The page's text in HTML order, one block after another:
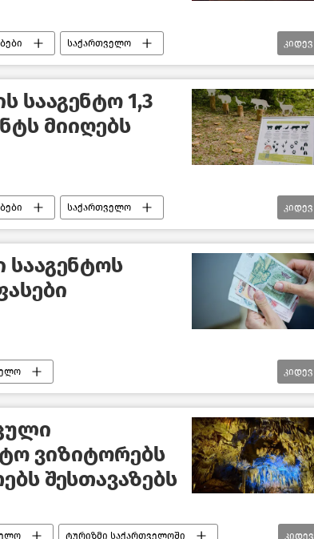
საქართველო
საქართველოში
ტურიზმი
კიდევ
სააგენტო 1,3
მიიღებს
საქართველო
დაცვისა და სოფლის მეურნეობის სამინისტრო
კიდევ
საზოგადოება
კიდევ
ვიზიტორებს
შესთავაზებს
ტურიზმი საქართველოში კიდევ